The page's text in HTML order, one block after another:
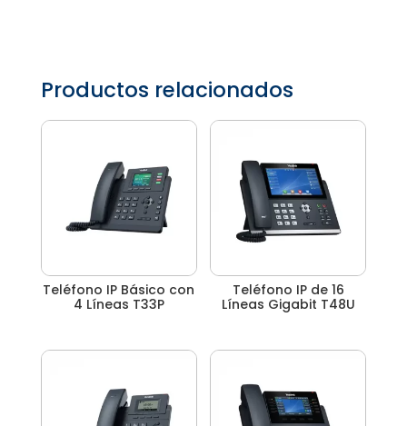
Productos relacionados
Teléfono IP Básico con
4 Líneas T33P
Teléfono IP de 16
Líneas Gigabit T48U